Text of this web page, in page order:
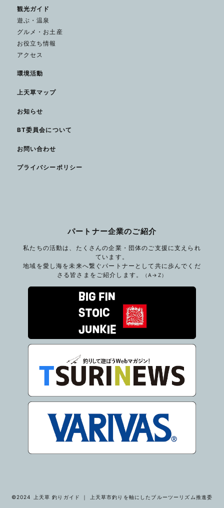
観光ガイド
遊ぶ・温泉
グルメ・お土産
お役立ち情報
アクセス
環境活動
上天草マップ
お知らせ
BT委員会について
お問い合わせ
プライバシーポリシー
パートナー企業のご紹介
私たちの活動は、たくさんの企業・団体のご支援に支えられ
ています。
地域を愛し海を未来へ繋ぐパートナーとして共に歩んでくだ
さる皆さまをご紹介します。
（A→Z）
©2024 上天草 釣りガイド ｜ 上天草市釣りを軸にしたブルーツーリズム推進委